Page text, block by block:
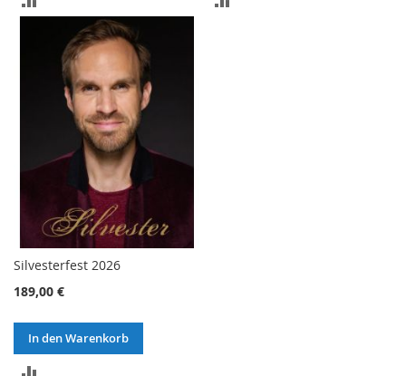
VERGLEICHSLISTE
HINZUFÜGEN
Silvesterfest 2026
189,00 €
In den Warenkorb